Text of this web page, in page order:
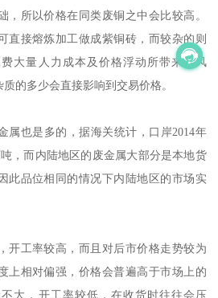
，所以价格在同类废铜之中会比较高。
直接熔炼加工做成紫铜砖，而较杂的则
大量人力成本及价格浮动所带来的风
的多少会直接影响到交易价格。
属也是多的，据海关统计，口岸2014年
，而内陆地区的废金属大部分是本地货
此品位相同的情况下内陆地区的市场实
开工率较高，而且对后市价格走势较为
上相对偏强，价格会普遍高于市场上的
大，开工率较低，在收货时往往会压